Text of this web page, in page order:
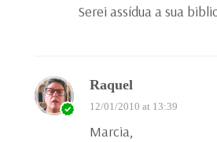
Serei assídua a sua
Raquel
12/01/2010 at 13:39
Marcia,